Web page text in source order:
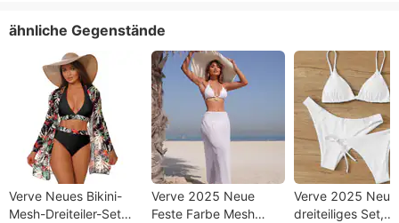
ähnliche Gegenstände
Verve Neues Bikini-
Mesh-Dreiteiler-Set
Verve 2025 Neue
Feste Farbe Mesh
Verve 2025
dreiteiliges Set,